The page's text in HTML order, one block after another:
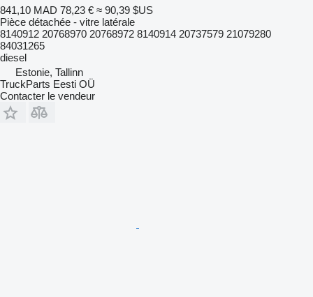
841,10 MAD 78,23 € ≈ 90,39 $US
Pièce détachée - vitre latérale
8140912 20768970 20768972 8140914 20737579 21079280
84031265
diesel
Estonie, Tallinn
TruckParts Eesti OÜ
Contacter le vendeur